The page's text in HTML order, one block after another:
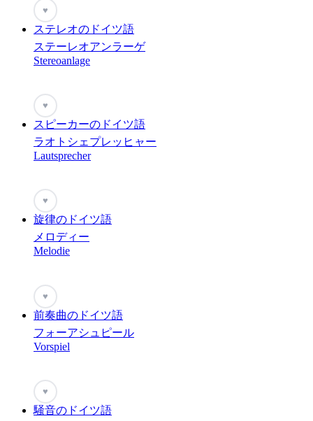
♥
ステレオのドイツ語
ステーレオアンラーゲ
Stereoanlage
♥
スピーカーのドイツ語
ラオトシェプレッヒャー
Lautsprecher
♥
旋律のドイツ語
メロディー
Melodie
♥
前奏曲のドイツ語
フォーアシュピール
Vorspiel
♥
騒音のドイツ語